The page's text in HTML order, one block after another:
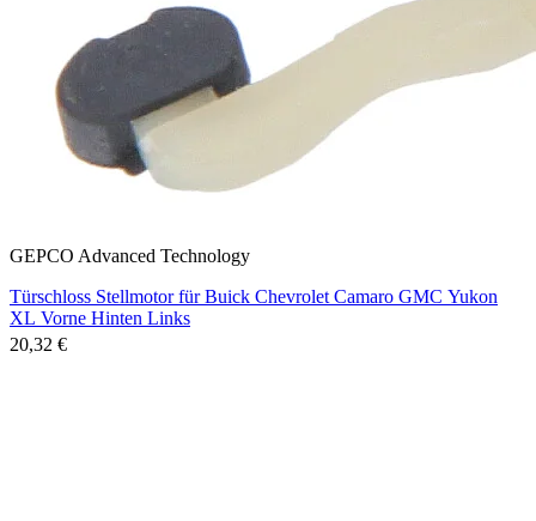
GEPCO Advanced Technology
Türschloss Stellmotor für Buick Chevrolet Camaro GMC Yukon
XL Vorne Hinten Links
20,32 €